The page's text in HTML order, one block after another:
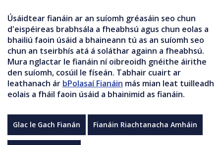
Úsáidtear fianáin ar an suíomh gréasáin seo chun
d'eispéireas brabhsála a fheabhsú agus chun eolas a
bhailiú faoin úsáid a bhaineann tú as an suíomh seo
chun an tseirbhís atá á soláthar againn a fheabhsú.
Mura nglactar le fianáin ní oibreoidh gnéithe áirithe
den suíomh, cosúil le físeán. Tabhair cuairt ar
leathanach ár bPolasaí Fianáin más mian leat tuilleadh
eolais a fháil faoin úsáid a bhainimid as fianáin.
Glac le Gach Fianán Fianáin Riachtanacha Amháin